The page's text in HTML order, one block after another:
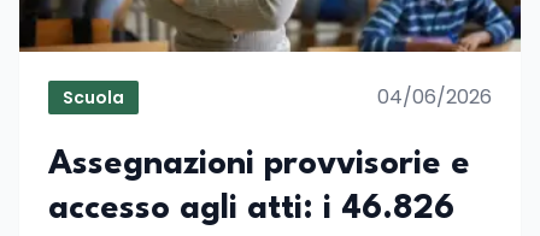
Scuola 04/06/2026
Assegnazioni provvisorie e
accesso agli atti: i 46.826